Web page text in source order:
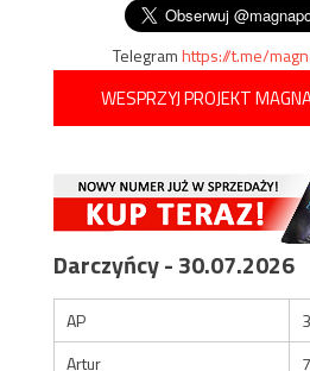
Telegramhttps://t.me/
WESPRZYJ PROJEKT
Darczyńcy - 30.07.2026
AP
Artur